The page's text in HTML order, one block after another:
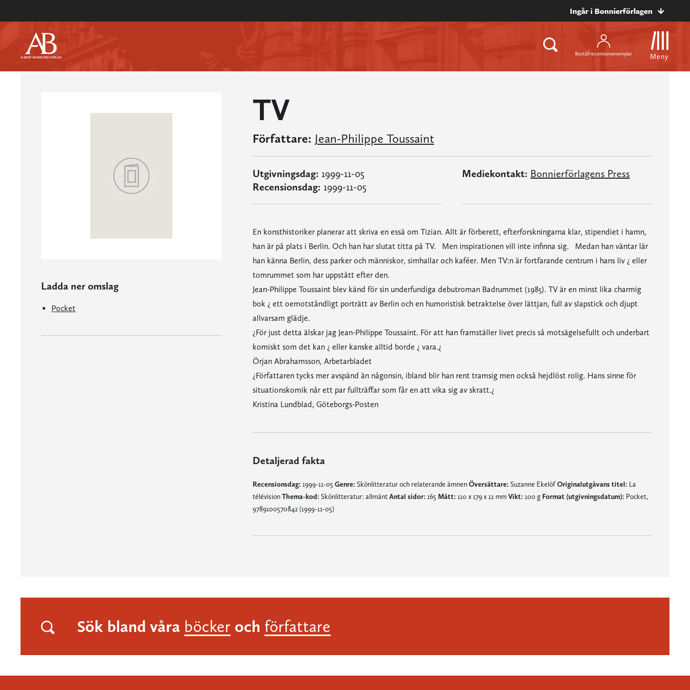
Ingår i Bonnierförlagen
Beställ recensionsexemplar Meny
Ladda ner omslag
Pocket
TV
Författare: Jean-Philippe Toussaint
Utgivningsdag: 1999-11-05
Recensionsdag: 1999-11-05
Mediekontakt: Bonnierförlagens Press
En konsthistoriker planerar att skriva en essä om Tizian. Allt är förberett, efterforskningarna klar, stipendiet i hamn,
han är på plats i Berlin. Och han har slutat titta på TV. Men inspirationen vill inte infinna sig. Medan han väntar lär
han känna Berlin, dess parker och människor, simhallar och kaféer. Men TV:n är fortfarande centrum i hans liv ¿ eller
tomrummet som har uppstått efter den.
Jean-Philippe Toussaint blev känd för sin underfundiga debutroman Badrummet (1985). TV är en minst lika charmig
bok ¿ ett oemotståndligt porträtt av Berlin och en humoristisk betraktelse över lättjan, full av slapstick och djupt
allvarsam glädje.
¿För just detta älskar jag Jean-Philippe Toussaint. För att han framställer livet precis så motsägelsefullt och underbart
komiskt som det kan ¿ eller kanske alltid borde ¿ vara.¿
Örjan Abrahamsson, Arbetarbladet
¿Författaren tycks mer avspänd än någonsin, ibland blir han rent tramsig men också hejdlöst rolig. Hans sinne för
situationskomik når ett par fullträffar som får en att vika sig av skratt.¿
Kristina Lundblad, Göteborgs-Posten
Detaljerad fakta
Recensionsdag: 1999-11-05 Genre: Skönlitteratur och relaterande ämnenÖversättare: Suzanne EkelöfOriginalutgåvans titel: La
télévisionThema-kod: Skönlitteratur: allmäntAntal sidor: 165 Mått: 110 x 179 x 12 mmVikt: 100 g Format (utgivningsdatum): Pocket,
9789100570842 (1999-11-05)
Sök bland våra böcker och författare